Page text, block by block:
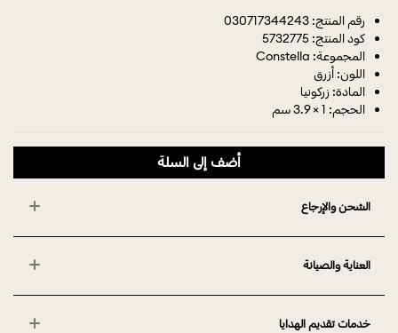
رقم المنتج: 030717344243
كود المنتج: 5732775
المجموعة: Constella
اللون: أزرق
المادة: زركونيا
الحجم: 1 × 3.9 سم
أضف إلى السلة
الشحن والإرجاع
العناية والصيانة
خدمات تقديم الهدايا